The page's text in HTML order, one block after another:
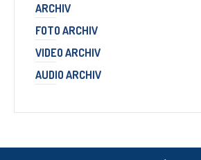
ARCHIV
FOTO ARCHIV
VIDEO ARCHIV
AUDIO ARCHIV